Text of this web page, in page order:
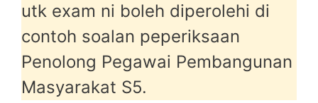
utk exam ni boleh diperolehi di
contoh soalan peperiksaan
Penolong Pegawai Pembangunan
Masyarakat S5.